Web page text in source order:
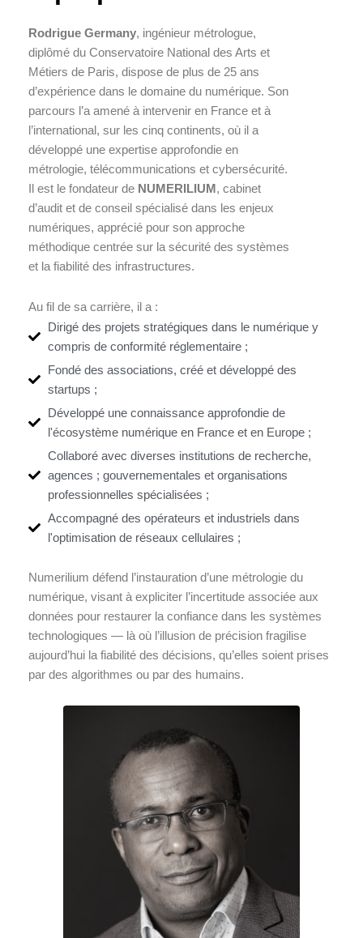
Rodrigue Germany, ingénieur métrologue,
diplômé du Conservatoire National des Arts et
Métiers de Paris, dispose de plus de 25 ans
d’expérience dans le domaine du numérique. Son
parcours l’a amené à intervenir en France et à
l’international, sur les cinq continents, où il a
développé une expertise approfondie en
métrologie, télécommunications et cybersécurité.
Il est le fondateur de NUMERILIUM, cabinet
d’audit et de conseil spécialisé dans les enjeux
numériques, apprécié pour son approche
méthodique centrée sur la sécurité des systèmes
et la fiabilité des infrastructures.
Au fil de sa carrière, il a :
Dirigé des projets stratégiques dans le numérique y
compris de conformité réglementaire ;
Fondé des associations, créé et développé des
startups ;
Développé une connaissance approfondie de
l'écosystème numérique en France et en Europe ;
Collaboré avec diverses institutions de recherche,
agences ; gouvernementales et organisations
professionnelles spécialisées ;
Accompagné des opérateurs et industriels dans
l'optimisation de réseaux cellulaires ;
Numerilium défend l’instauration d’une métrologie du
numérique, visant à expliciter l’incertitude associée aux
données pour restaurer la confiance dans les systèmes
technologiques — là où l’illusion de précision fragilise
aujourd’hui la fiabilité des décisions, qu’elles soient prises
par des algorithmes ou par des humains.